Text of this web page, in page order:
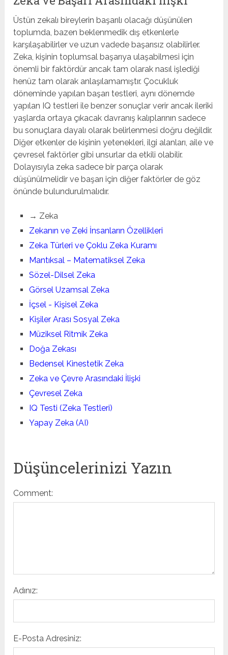
Üstün zekalı bireylerin başarılı olacağı düşünülen
toplumda, bazen beklenmedik dış etkenlerle
karşılaşabilirler ve uzun vadede başarısız olabilirler.
Zeka, kişinin toplumsal başarıya ulaşabilmesi için
önemli bir faktördür ancak tam olarak nasıl işlediği
henüz tam olarak anlaşılamamıştır. Çocukluk
döneminde yapılan başarı testleri, aynı dönemde
yapılan IQ testleri ile benzer sonuçlar verir ancak ileriki
yaşlarda ortaya çıkacak davranış kalıplarının sadece
bu sonuçlara dayalı olarak belirlenmesi doğru değildir.
Diğer etkenler de kişinin yetenekleri, ilgi alanları, aile ve
çevresel faktörler gibi unsurlar da etkili olabilir.
Dolayısıyla zeka sadece bir parça olarak
düşünülmelidir ve başarı için diğer faktörler de göz
önünde bulundurulmalıdır.
→ Zeka
Zekanın ve Zeki İnsanların Özellikleri
Zeka Türleri ve Çoklu Zeka Kuramı
Mantıksal – Matematiksel Zeka
Sözel-Dilsel Zeka
Görsel Uzamsal Zeka
İçsel - Kişisel Zeka
Kişiler Arası Sosyal Zeka
Müziksel Ritmik Zeka
Doğa Zekası
Bedensel Kinestetik Zeka
Zeka ve Çevre Arasındaki İlişki
Çevresel Zeka
IQ Testi (Zeka Testleri)
Yapay Zeka (AI)
Düşüncelerinizi Yazın
Comment:
Adınız:
E-Posta Adresiniz: